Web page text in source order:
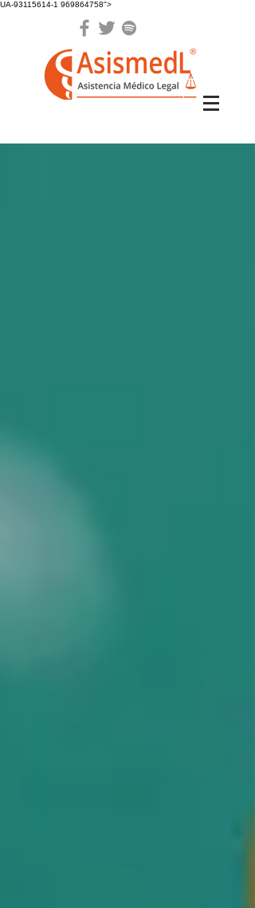
UA-93115614-1 969864758">